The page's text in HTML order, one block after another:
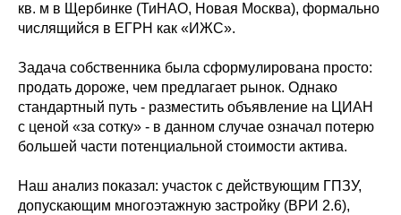
кв. м в Щербинке (ТиНАО, Новая Москва), формально
числящийся в ЕГРН как «ИЖС».
Задача собственника была сформулирована просто:
продать дороже, чем предлагает рынок. Однако
стандартный путь - разместить объявление на ЦИАН
с ценой «за сотку» - в данном случае означал потерю
большей части потенциальной стоимости актива.
Наш анализ показал: участок с действующим ГПЗУ,
допускающим многоэтажную застройку (ВРИ 2.6),